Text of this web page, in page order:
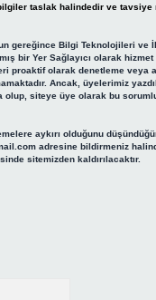
taslak halindedir ve tavsiye
gereğince Bilgi Teknolojileri ve
bir Yer Sağlayıcı olarak
proaktif olarak denetleme veya
Ancak, üyelerimiz
olup, siteye üye olarak bu
aykırı olduğunu
adresine bildirmeniz
sitemizden kaldırılacaktır.